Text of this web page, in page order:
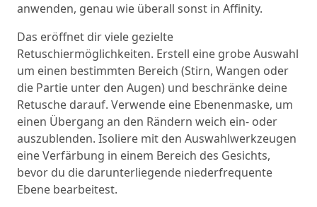
anwenden, genau wie überall sonst in Affinity.
Das eröffnet dir viele gezielte
Retuschiermöglichkeiten. Erstell eine grobe Auswahl
um einen bestimmten Bereich (Stirn, Wangen oder
die Partie unter den Augen) und beschränke deine
Retusche darauf. Verwende eine Ebenenmaske, um
einen Übergang an den Rändern weich ein- oder
auszublenden. Isoliere mit den Auswahlwerkzeugen
eine Verfärbung in einem Bereich des Gesichts,
bevor du die darunterliegende niederfrequente
Ebene bearbeitest.